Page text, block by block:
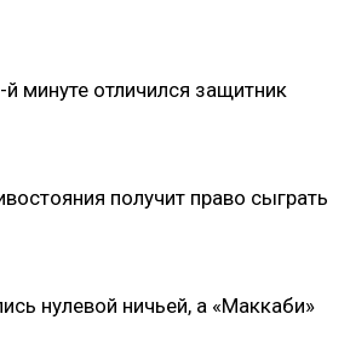
минуте отличился защитник
получит право сыграть
нулевой ничьей, а «Маккаби»